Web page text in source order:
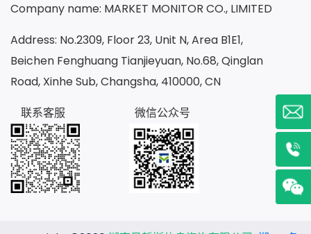
Company name: MARKET MONITOR CO., LIMITED
Address: No.2309, Floor 23, Unit N, Area B1E1,
Beichen Fenghuang Tianjieyuan, No.68, Qinglan
Road, Xinhe Sub, Changsha, 410000, CN
联系客服
微信公众号